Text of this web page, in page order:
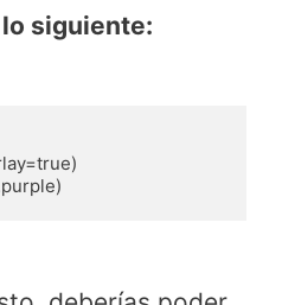
siguiente: